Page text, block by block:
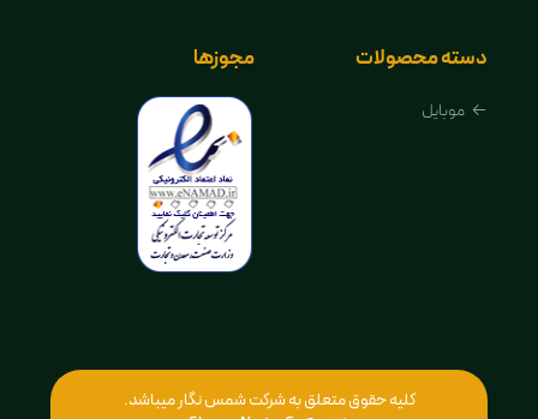
دسته محصولات
موبایل
مجوزها
کلیه حقوق متعلق به شرکت شمس نگار میباشد.